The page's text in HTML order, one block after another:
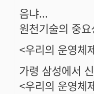
음냐...
원천기술의 중
<우리의 운영체
가령 삼성에서
<우리의 운영체